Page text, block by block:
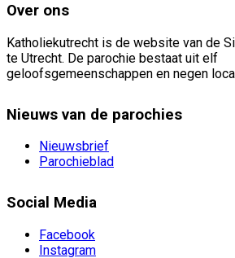
Over ons
Katholiekutrecht is de website van de
te Utrecht. De parochie bestaat uit elf
geloofsgemeenschappen en negen
Nieuws van de parochies
Nieuwsbrief
Parochieblad
Social Media
Facebook
Instagram